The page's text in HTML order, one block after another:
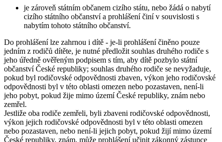
je zároveň státním občanem cizího státu, nebo žádá o nabytí
cizího státního občanství a prohlášení činí v souvislosti s
nabytím tohoto státního občanství.
Do prohlášení lze zahrnou i dítě - je-li prohlášení činěno pouze
jedním z rodičů dítěte, je nutné předložit souhlas druhého rodiče s
jeho úředně ověřeným podpisem s tím, aby dítě pozbylo státní
občanství České republiky; souhlas druhého rodiče se nevyžaduje,
pokud byl rodičovské odpovědnosti zbaven, výkon jeho rodičovské
odpovědnosti byl v této oblasti omezen nebo pozastaven, není-li
jeho pobyt, pokud žije mimo území České republiky, znám nebo
zemřel.
Jestliže oba rodiče zemřeli, byli zbaveni rodičovské odpovědnosti,
výkon jejich rodičovské odpovědnosti byl v této oblasti omezen
nebo pozastaven, nebo není-li jejich pobyt, pokud žijí mimo území
České republiky, znám, může prohlášení učinit zákonný zástupce